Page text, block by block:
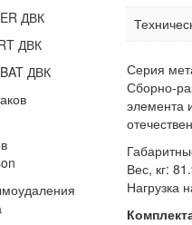
ДВК
ДВК
ДВК
Серия
Сборно-
элемента
Вес, кг:
Нагрузка